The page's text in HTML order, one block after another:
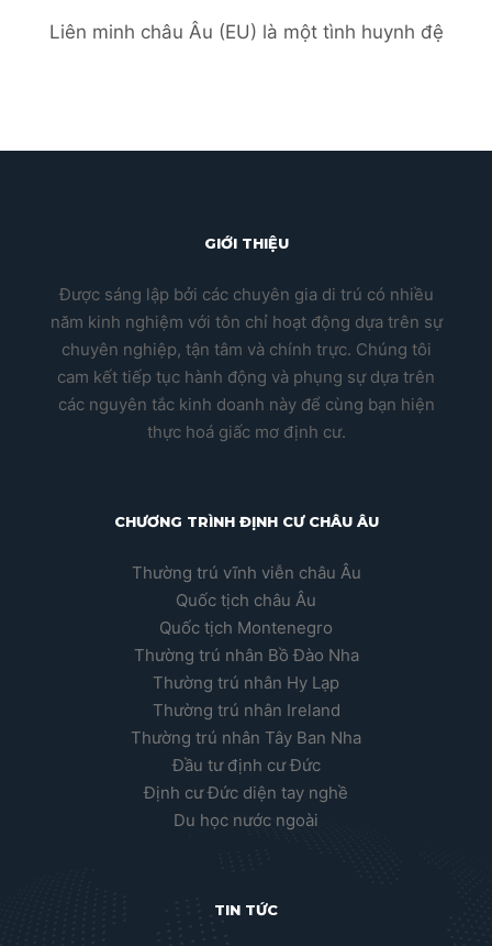
Liên minh châu Âu (EU) là một tình huynh đệ
GIỚI THIỆU
Được sáng lập bởi các chuyên gia di trú có nhiều
năm kinh nghiệm với tôn chỉ hoạt động dựa trên sự
chuyên nghiệp, tận tâm và chính trực. Chúng tôi
cam kết tiếp tục hành động và phụng sự dựa trên
các nguyên tắc kinh doanh này để cùng bạn hiện
thực hoá giấc mơ định cư.
CHƯƠNG TRÌNH ĐỊNH CƯ CHÂU ÂU
Thường trú vĩnh viễn châu Âu
Quốc tịch châu Âu
Quốc tịch Montenegro
Thường trú nhân Bồ Đào Nha
Thường trú nhân Hy Lạp
Thường trú nhân Ireland
Thường trú nhân Tây Ban Nha
Đầu tư định cư Đức
Định cư Đức diện tay nghề
Du học nước ngoài
TIN TỨC